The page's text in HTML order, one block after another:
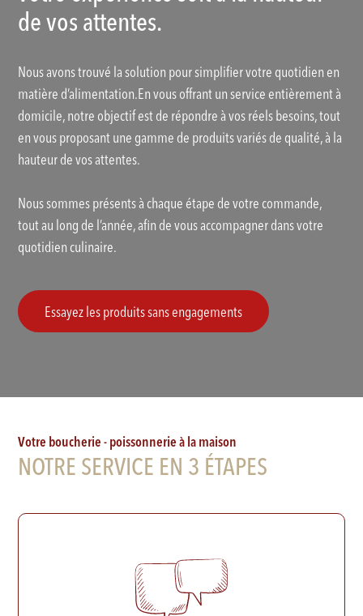
de vos attentes.
Nous avons trouvé la solution pour simplifier votre quotidien en
matière d’alimentation.En vous offrant un service entièrement à
domicile, notre objectif est de répondre à vos réels besoins, tout
en vous proposant une gamme de produits variés de qualité, à la
hauteur de vos attentes.
Nous sommes présents à chaque étape de votre commande,
tout au long de l’année, afin de vous accompagner dans votre
quotidien culinaire.
Essayez les produits sans engagements
Votre boucherie - poissonnerie à la maison
NOTRE SERVICE EN 3 ÉTAPES